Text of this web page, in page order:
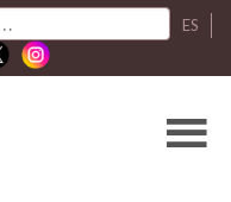
ES